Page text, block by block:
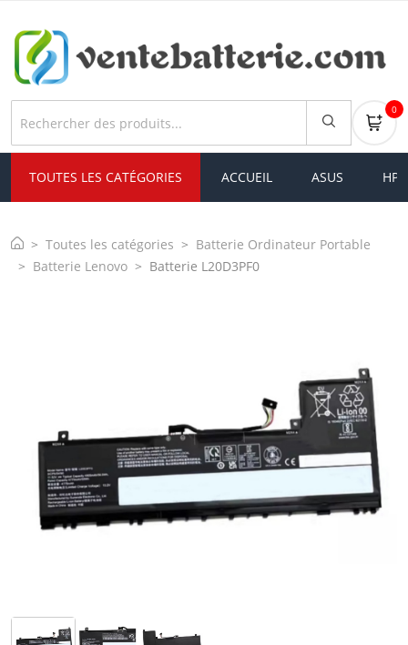
0
TOUTES LES CATÉGORIES ACCUEIL ASUS HP
Toutes les catégories
Batterie Ordinateur Portable
Batterie Lenovo
Batterie L20D3PF0